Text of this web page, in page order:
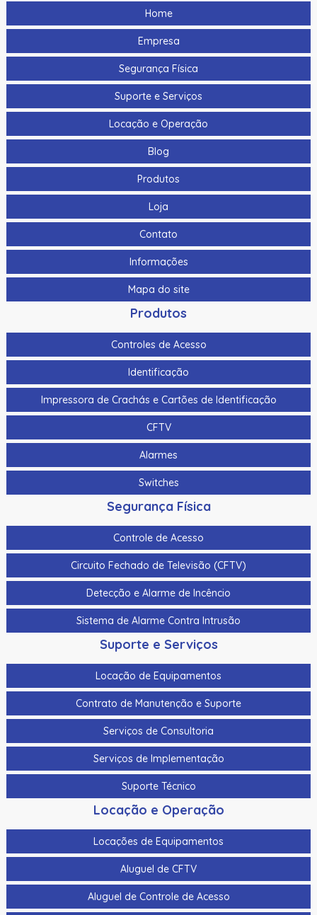
Home
Empresa
Segurança Física
Suporte e Serviços
Locação e Operação
Blog
Produtos
Loja
Contato
Informações
Mapa do site
Produtos
Controles de Acesso
Identificação
Impressora de Crachás e Cartões de Identificação
CFTV
Alarmes
Switches
Segurança Física
Controle de Acesso
Circuito Fechado de Televisão (CFTV)
Detecção e Alarme de Incêncio
Sistema de Alarme Contra Intrusão
Suporte e Serviços
Locação de Equipamentos
Contrato de Manutenção e Suporte
Serviços de Consultoria
Serviços de Implementação
Suporte Técnico
Locação e Operação
Locações de Equipamentos
Aluguel de CFTV
Aluguel de Controle de Acesso